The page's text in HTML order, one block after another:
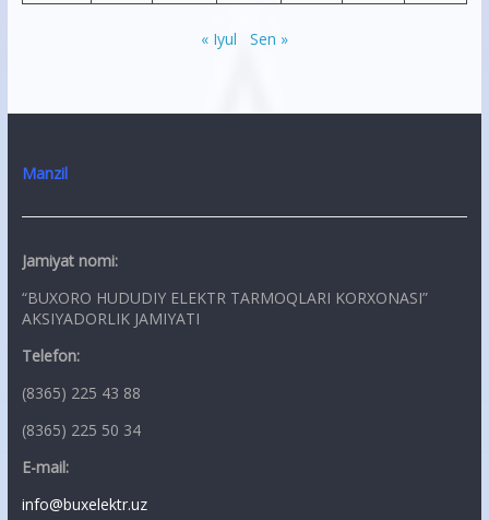
« Iyul Sen »
Manzil
Jamiyat nomi:
“BUXORO HUDUDIY ELEKTR TARMOQLARI KORXONASI”
AKSIYADORLIK JAMIYATI
Telefon:
(8365) 225 43 88
(8365) 225 50 34
E-mail:
info@buxelektr.uz